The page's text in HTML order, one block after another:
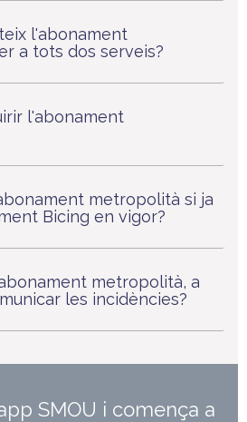
l'abonament
a tots dos serveis?
l'abonament
metropolità si ja
Bicing en vigor?
metropolità, a
les incidències?
SMOU i comença a